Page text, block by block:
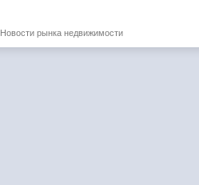
Новости рынка недвижимости